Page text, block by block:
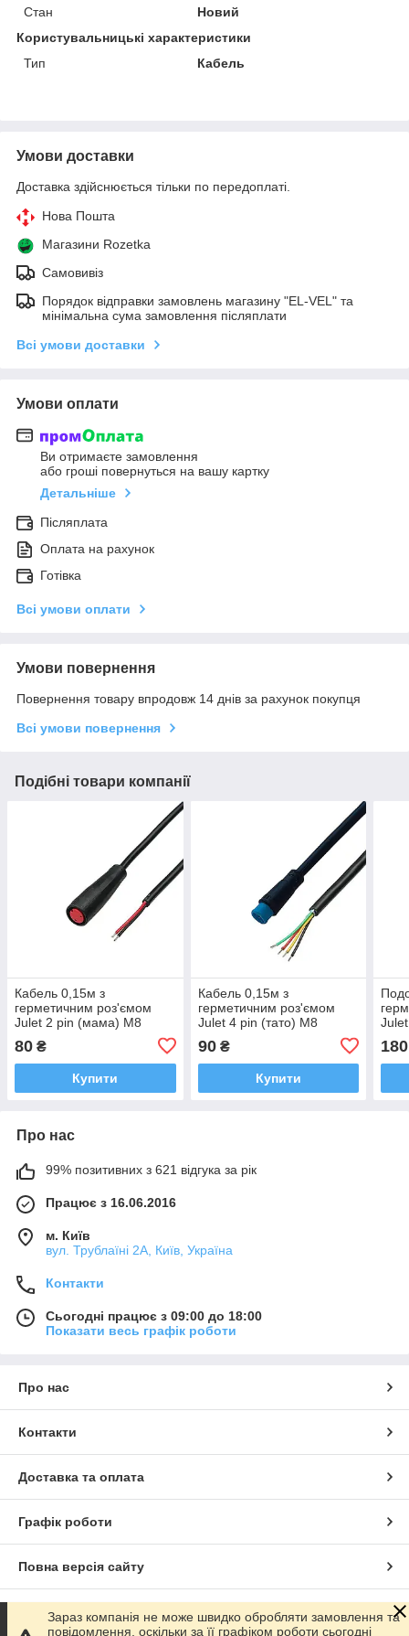
Стан
Новий
Користувальницькі характеристики
Тип
Кабель
Умови доставки
Доставка здійснюється тільки по передоплаті.
Нова Пошта
Магазини Rozetka
Самовивіз
Порядок відправки замовлень магазину "EL-VEL" та
мінімальна сума замовлення післяплати
Всі умови доставки
Умови оплати
Ви отримаєте замовлення
або гроші повернуться на вашу картку
Детальніше
Післяплата
Оплата на рахунок
Готівка
Всі умови оплати
Умови повернення
Повернення товару впродовж 14 днів за рахунок покупця
Всі умови повернення
Подібні товари компанії
Кабель 0,15м з
герметичним роз'ємом
Julet 2 pin (мама) M8
80 ₴
Купити
Кабель 0,15м з
герметичним роз'ємом
Julet 4 pin (тато) M8
90₴
Купити
180
Про нас
99% позитивних з 621 відгука за рік
Працює з 16.06.2016
м. Київ
вул. Трублаїні 2А, Київ, Україна
Контакти
Сьогодні працює з 09:00 до 18:00
Показати весь графік роботи
Про нас
Контакти
Доставка та оплата
Графік роботи
Повна версія сайту
Сайт створено на маркетплейсі Prom.ua
Зараз компанія не може швидко обробляти замовлення та
повідомлення, оскільки за її графіком роботи сьогодні